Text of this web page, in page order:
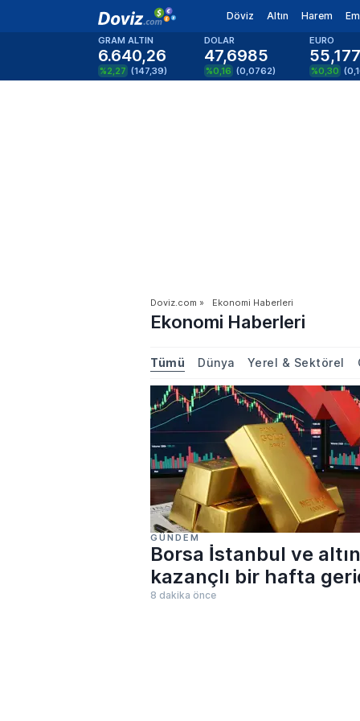
Döviz Altın Harem
GRAM ALTIN
6.640,26
%2,27 (147,39)
DOLAR
47,6985
%0,16 (0,0762)
EURO
%0,30 (
Doviz.com » Ekonomi Haberleri
Ekonomi Haberleri
Tümü Dünya Yerel & Sektörel
GÜNDEM
Borsa İstanbul ve
kazançlı bir hafta
8 dakika önce